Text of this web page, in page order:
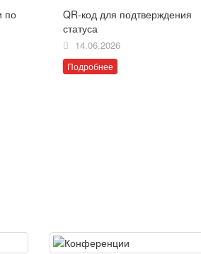
по
QR-код для подтверждения
статуса
14.06.2026
Подробнее